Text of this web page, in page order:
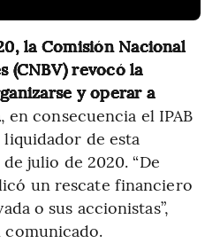
la Comisión Nacional
(CNBV) revocó la
y operar a
, en consecuencia el IPAB
de esta
julio de 2020. “De
un rescate financiero
o sus accionistas”,
comunicado.